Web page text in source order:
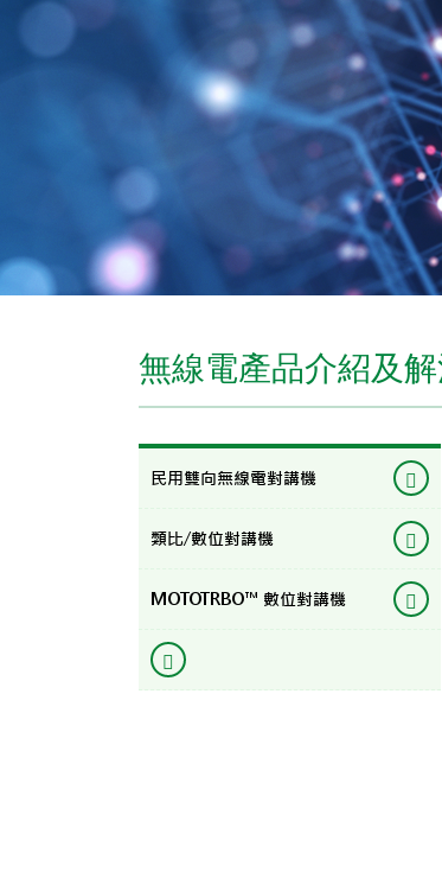
無線電產品介紹及
民用雙向無線電對講機
類比/數位對講機
MOTOTRBO™ 數位對講機